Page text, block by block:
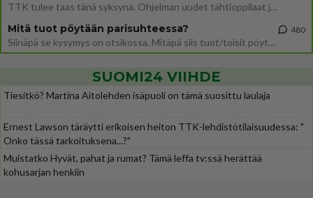
TTK tulee taas tänä syksynä. Ohjelman uudet tähtioppilaat julkistetaan torstaina 6. elokuuta klo 14 alkavassa lehdistö
Mitä tuot pöytään parisuhteessa?
Siinäpä se kysymys on otsikossa. Mitäpä siis tuot/toisit pöytään parisuhteessa? Oletko mies vai nainen? Koetko sen mitä
480
SUOMI24 VIIHDE
Tiesitkö? Martina Aitolehden isäpuoli on tämä suosittu laulaja
Ernest Lawson täräytti erikoisen heiton TTK-lehdistötilaisuudessa: "
Onko tässä tarkoituksena...?"
Muistatko Hyvät, pahat ja rumat? Tämä leffa tv:ssä herättää
kohusarjan henkiin